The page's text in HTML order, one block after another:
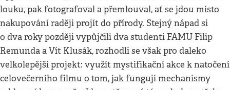
louku, pak fotografoval a přemlouval, ať se jdou místo
nakupování raději projít do přírody. Stejný nápad si
o dva roky později vypůjčili dva studenti FAMU Filip
Remunda a Vít Klusák, rozhodli se však pro daleko
velkolepější projekt: využít mystifikační akce k natočení
celovečerního filmu o tom, jak fungují mechanismy